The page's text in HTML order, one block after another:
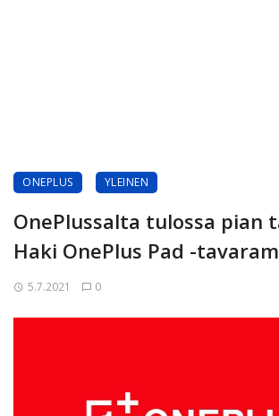
ONEPLUS YLEINEN
OnePlussalta tulossa pian
Haki OnePlus Pad -
5.7.2021 0